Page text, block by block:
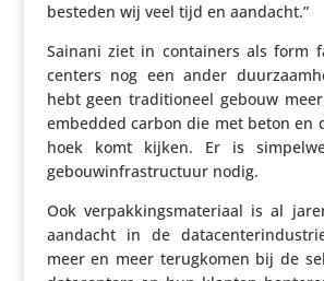
besteden wij veel tijd en aandacht.”
Sainani ziet in contai­ners als form
cen­ters nog een ander
hebt geen tradi­ti­o­neel gebouw
embedded carbon die met beton en
hoek komt kijken. Er is
gebou­w­in­fra­struc­tuur nodig.
Ook verpak­kings­ma­te­riaal is al
aandacht in de
meer en meer terug­komen bij de